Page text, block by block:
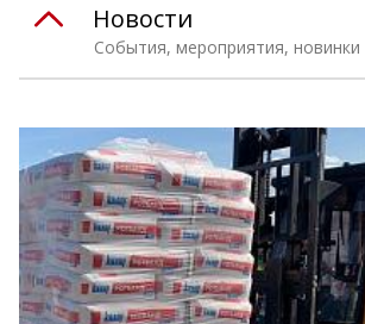
События, мероприятия, новинки
Новости